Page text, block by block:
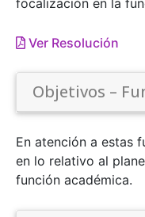
focalización en la
Ver Resolución
Objetivos –
En atención a estas
en lo relativo al
función académica.